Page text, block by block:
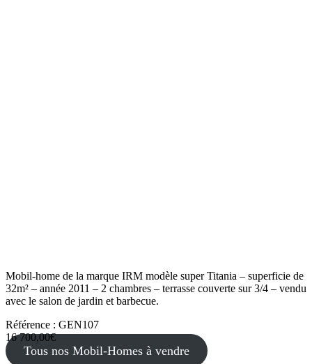
Mobil-home de la marque IRM modèle super Titania – superficie de
32m² – année 2011 – 2 chambres – terrasse couverte sur 3/4 – vendu
avec le salon de jardin et barbecue.
Référence : GEN107
16 700,00€
Tous nos Mobil-Homes à vendre